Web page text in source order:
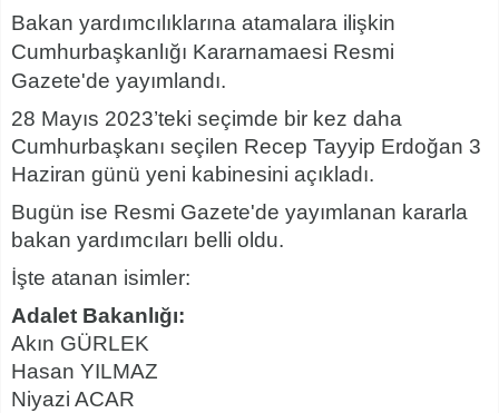
Bakan yardımcılıklarına atamalara ilişkin
Cumhurbaşkanlığı Kararnamaesi Resmi
Gazete'de yayımlandı.
28 Mayıs 2023’teki seçimde bir kez daha
Cumhurbaşkanı seçilen Recep Tayyip Erdoğan 3
Haziran günü yeni kabinesini açıkladı.
Bugün ise Resmi Gazete'de yayımlanan kararla
bakan yardımcıları belli oldu.
İşte atanan isimler:
Adalet Bakanlığı:
Akın GÜRLEK
Hasan YILMAZ
Niyazi ACAR